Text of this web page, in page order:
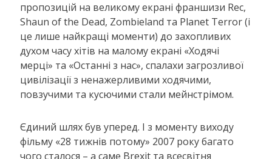
пропозицій на великому екрані франшизи Rec,
Shaun of the Dead, Zombieland та Planet Terror (і
це лише найкращі моменти) до захопливих
духом часу хітів на малому екрані «Ходячі
мерці» та «Останні з нас», спалахи загрозливої ​​
цивілізації з ненажерливими ходячими,
повзучими та кусючими стали мейнстрімом.
Єдиний шлях був уперед. І з моменту виходу
фільму «28 тижнів потому» 2007 року багато
чого сталося – а саме Brexit та всесвітня